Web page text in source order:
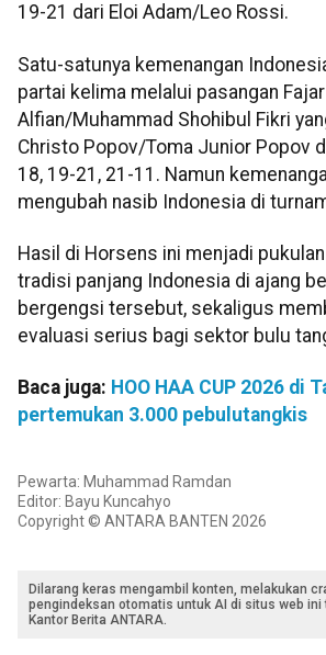
19-21 dari Eloi Adam/Leo Rossi.
Satu-satunya kemenangan
partai kelima melalui pasangan Fajar
Alfian/Muhammad Shohibul Fikri
Christo Popov/Toma Junior Popov
18, 19-21, 21-11. Namun
mengubah nasib Indonesia di
Hasil di Horsens ini menjadi
tradisi panjang Indonesia di ajang
bergengsi tersebut, sekaligus
evaluasi serius bagi sektor bulu
Baca juga: HOO HAA CUP 2026 di
pertemukan 3.000 pebulutangkis
Pewarta: Muhammad Ramdan
Editor: Bayu Kuncahyo
Copyright © ANTARA BANTEN 2026
Dilarang keras mengambil konten, melakukan
pengindeksan otomatis untuk AI di situs web
Kantor Berita ANTARA.